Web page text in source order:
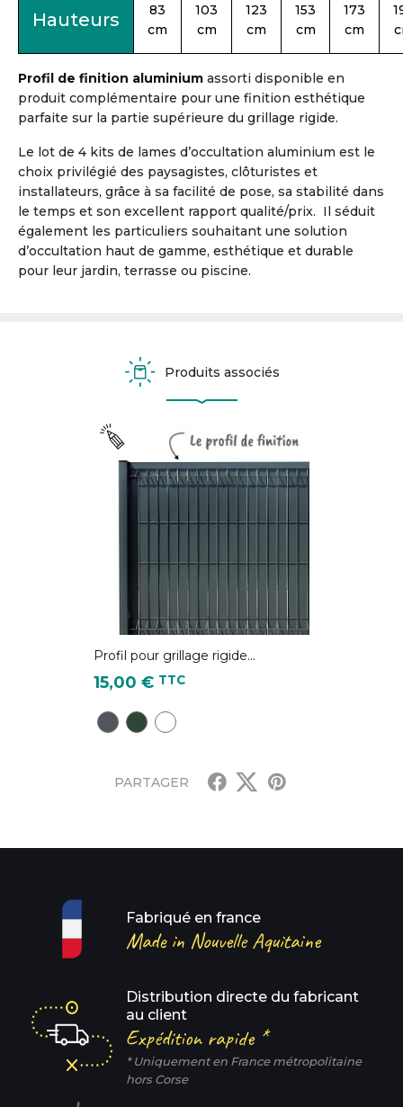
Hauteurs
83
cm
103
cm
123
cm
153
cm
173
cm
Profil de finition aluminium assorti disponible en
produit complémentaire pour une finition esthétique
parfaite sur la partie supérieure du grillage rigide.
Le lot de 4 kits de lames d’occultation aluminium est le
choix privilégié des paysagistes, clôturistes et
installateurs, grâce à sa facilité de pose, sa stabilité dans
le temps et son excellent rapport qualité/prix. Il séduit
également les particuliers souhaitant une solution
d’occultation haut de gamme, esthétique et durable
pour leur jardin, terrasse ou piscine.
Produits associés
Profil pour grillage rigide...
Prix
15,00 € TTC
Gris Anthracite - RAL 7016
Vert sapin - RAL 6005
Blanc - équivalent RAL 9010
PARTAGER
Fabriqué en france
Made in Nouvelle Aquitaine
Distribution directe du fabricant
au client
Expédition rapide *
* Uniquement en France métropolitaine
hors Corse